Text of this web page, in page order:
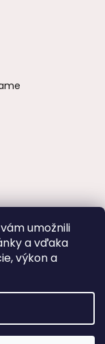
umožnili
a vďaka
výkon a
farby a
ženy robia
svadbu